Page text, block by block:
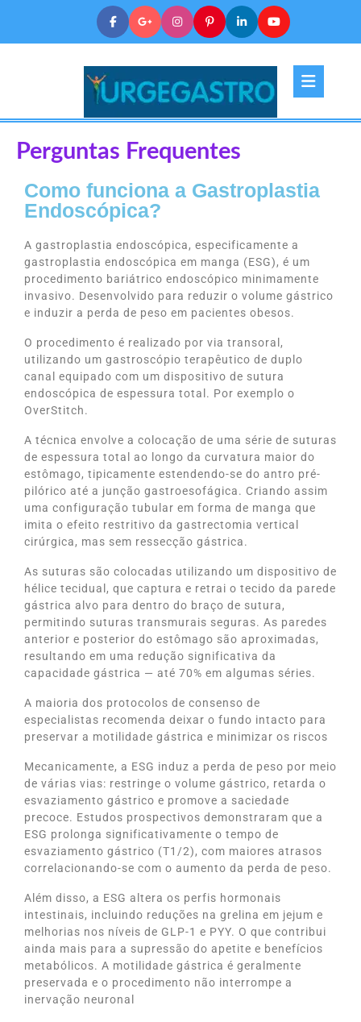
Perguntas Frequentes
Como funciona a Gastroplastia
Endoscópica?
A gastroplastia endoscópica, especificamente a
gastroplastia endoscópica em manga (ESG), é um
procedimento bariátrico endoscópico minimamente
invasivo. Desenvolvido para reduzir o volume gástrico
e induzir a perda de peso em pacientes obesos.
O procedimento é realizado por via transoral,
utilizando um gastroscópio terapêutico de duplo
canal equipado com um dispositivo de sutura
endoscópica de espessura total. Por exemplo o
OverStitch.
A técnica envolve a colocação de uma série de suturas
de espessura total ao longo da curvatura maior do
estômago, tipicamente estendendo-se do antro pré-
pilórico até a junção gastroesofágica. Criando assim
uma configuração tubular em forma de manga que
imita o efeito restritivo da gastrectomia vertical
cirúrgica, mas sem ressecção gástrica.
As suturas são colocadas utilizando um dispositivo de
hélice tecidual, que captura e retrai o tecido da parede
gástrica alvo para dentro do braço de sutura,
permitindo suturas transmurais seguras. As paredes
anterior e posterior do estômago são aproximadas,
resultando em uma redução significativa da
capacidade gástrica — até 70% em algumas séries.
A maioria dos protocolos de consenso de
especialistas recomenda deixar o fundo intacto para
preservar a motilidade gástrica e minimizar os riscos
Mecanicamente, a ESG induz a perda de peso por meio
de várias vias: restringe o volume gástrico, retarda o
esvaziamento gástrico e promove a saciedade
precoce. Estudos prospectivos demonstraram que a
ESG prolonga significativamente o tempo de
esvaziamento gástrico (T1/2), com maiores atrasos
correlacionando-se com o aumento da perda de peso.
Além disso, a ESG altera os perfis hormonais
intestinais, incluindo reduções na grelina em jejum e
melhorias nos níveis de GLP-1 e PYY. O que contribui
ainda mais para a supressão do apetite e benefícios
metabólicos. A motilidade gástrica é geralmente
preservada e o procedimento não interrompe a
inervação neuronal